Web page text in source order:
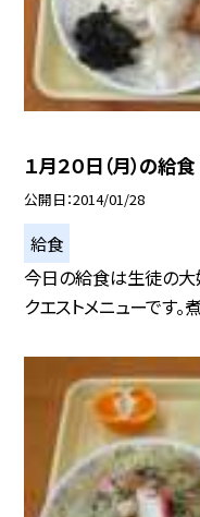
１月２０日（月）の給食
公開日 2014/01/28
給食
今日の給食は生徒の大
クエストメニューです。